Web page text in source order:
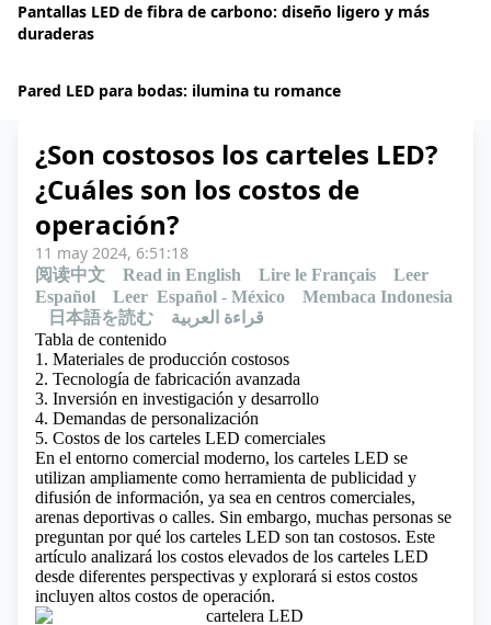
Pantallas LED de fibra de carbono: diseño ligero y más
duraderas
Pared LED para bodas: ilumina tu romance
¿Son costosos los carteles LED?
¿Cuáles son los costos de
operación?
11 may 2024, 6:51:18
阅读中文 Read in English Lire le Français
Leer
Español
Leer Español - México
Membaca Indonesia
日本語を読む
قراءة العربية
Tabla de contenido
1. Materiales de producción costosos
2. Tecnología de fabricación avanzada
3. Inversión en investigación y desarrollo
4. Demandas de personalización
5. Costos de los carteles LED comerciales
En el entorno comercial moderno, los carteles LED se
utilizan ampliamente como herramienta de publicidad y
difusión de información, ya sea en centros comerciales,
arenas deportivas o calles. Sin embargo, muchas personas se
preguntan por qué los carteles LED son tan costosos. Este
artículo analizará los costos elevados de los carteles LED
desde diferentes perspectivas y explorará si estos costos
incluyen altos costos de operación.